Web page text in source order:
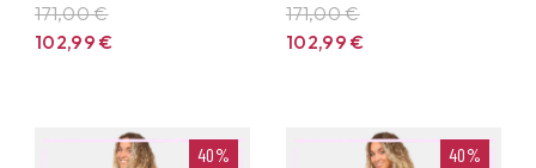
171,00 €
102,99€
171,00 €
102,99€
40% 40%